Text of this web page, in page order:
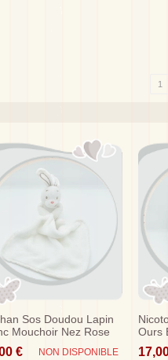
1
Sos Doudou Lapin
Mouchoir Nez Rose
€ NON DISPONIBLE
Ours